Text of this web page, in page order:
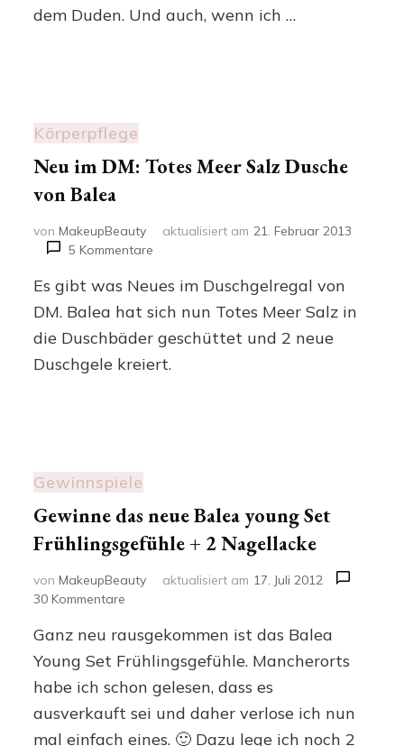
dem Duden. Und auch, wenn ich …
Körperpflege
Neu im DM: Totes Meer Salz Dusche
von Balea
vonMakeupBeauty aktualisiert am 21. Februar 2013
5 Kommentare
im
DM:
Meer
Salz
Es gibt was Neues im Duschgelregal von
DM. Balea hat sich nun Totes Meer Salz in
die Duschbäder geschüttet und 2 neue
Duschgele kreiert.
Gewinnspiele
Gewinne das neue Balea young Set
Frühlingsgefühle + 2 Nagellacke
vonMakeupBeauty aktualisiert am 17. Juli 2012
30 Kommentare
das
neue
young
Set
Frühlingsgefühle
Ganz neu rausgekommen ist das Balea
Young Set Frühlingsgefühle. Mancherorts
habe ich schon gelesen, dass es
ausverkauft sei und daher verlose ich nun
mal einfach eines. 🙂 Dazu lege ich noch 2